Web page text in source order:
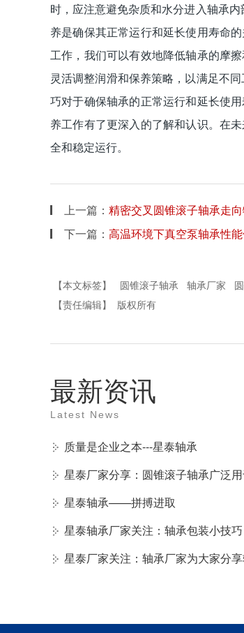
时，应注意避免杂质和水分进入轴
养是确保其正常运行和延长使用寿命
工作，我们可以有效地降低轴承的摩
灵活调整润滑和保养策略，以满足
巧对于确保轴承的正常运行和延长使
养工作有了更深入的了解和认识。在
全和稳定运行。
上一篇： 精密交叉圆锥滚子轴承走
下一篇： 高温环境下真空泵轴承性
【本文标签】 圆锥滚子轴承 轴承厂家
【责任编辑】
版权所有
最新资讯
Latest News
质量是企业之本---星泰轴承
星泰厂家分享：圆锥滚子轴承广泛
星泰轴承——拼搏进取
星泰轴承厂家关注：轴承包装小技巧
星泰厂家关注：轴承厂家为大家分